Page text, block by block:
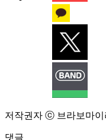
저작권자 ⓒ 브라보마이
댓글